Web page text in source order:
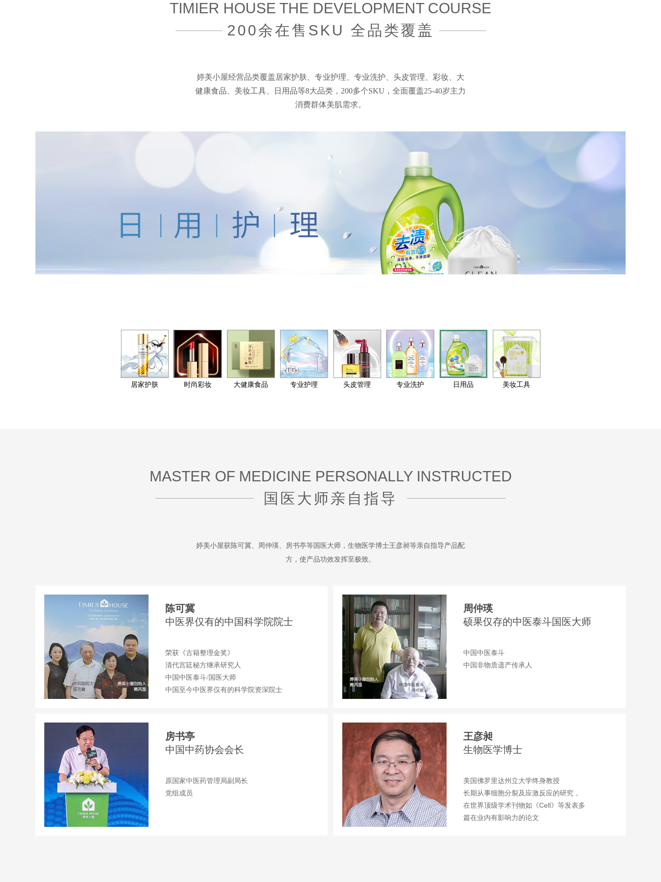
TIMIER HOUSE THE DEVELOPMENT COURSE
200余在售SKU 全品类覆盖
婷美小屋经营品类覆盖居家护肤、专业护理、专业洗护、头皮管理、彩妆、大
健康食品、美妆工具、日用品等8大品类，200多个SKU， 全面覆盖25-40岁主力
消费群体美肌需求。
居家护肤 时尚彩妆 大健康食品 专业护理 头皮管理 专业洗护 日用品 美妆工具
MASTER OF MEDICINE PERSONALLY INSTRUCTED
国医大师亲自指导
婷美小屋获陈可冀、周仲瑛、房书亭等国医大师，生物医学博士王彦昶等亲自指导产品配
方，使产品功效发挥至极致。
陈可冀
中医界仅有的中国科学院院士
荣获《古籍整理金奖》
清代宫廷秘方继承研究人
中国中医泰斗/国医大师
中国至今中医界仅有的科学院资深院士
周仲瑛
硕果仅存的中医泰斗国医大师
中国中医泰斗
中国非物质遗产传承人
房书亭
中国中药协会会长
原国家中医药管理局副局长
党组成员
王彦昶
生物医学博士
美国佛罗里达州立大学终身教授
长期从事细胞分裂及应激反应的研究，
在世界顶级学术刊物如《Cell》等发表多
篇在业内有影响力的论文